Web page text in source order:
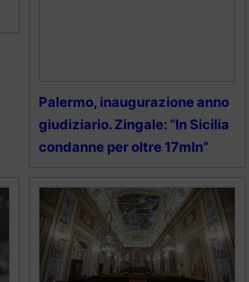
Palermo, inaugurazione anno
giudiziario. Zingale: “In Sicilia
condanne per oltre 17mln”